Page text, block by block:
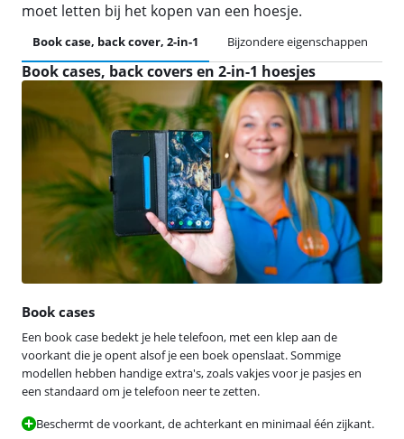
moet letten bij het kopen van een hoesje.
Book case, back cover, 2-in-1 Bijzondere eigenschappen
Book cases, back covers en 2-in-1 hoesjes
Book cases
Een book case bedekt je hele telefoon, met een klep aan de
voorkant die je opent alsof je een boek openslaat. Sommige
modellen hebben handige extra's, zoals vakjes voor je pasjes en
een standaard om je telefoon neer te zetten.
Beschermt de voorkant, de achterkant en minimaal één zijkant.